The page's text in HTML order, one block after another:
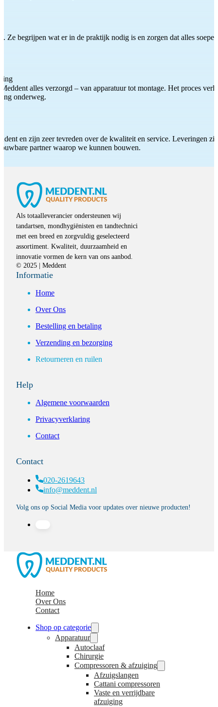
Ze begrijpen wat er in de praktijk nodig is en zorgen dat alles
alles verzorgd – van apparatuur tot montage. Het proces
onderweg.
en zijn zeer tevreden over de kwaliteit en service. Leveringen
partner waarop we kunnen bouwen.
Als totaalleverancier ondersteunen wij
tandartsen, mondhygiënisten en tandtechnici
met een breed en zorgvuldig geselecteerd
assortiment. Kwaliteit, duurzaamheid en
innovatie vormen de kern van ons aanbod.
© 2025 | Meddent
Informatie
Home
Over Ons
Bestelling en betaling
Verzending en bezorging
Retourneren en ruilen
Help
Algemene voorwaarden
Privacyverklaring
Contact
Contact
020-2619643
info@meddent.nl
Volg ons op Social Media voor updates over nieuwe producten!
Home
Over Ons
Contact
Shop op categorie
Apparatuur
Autoclaaf
Chirurgie
Compressoren & afzuiging
Afzuigslangen
Cattani compressoren
Vaste en verrijdbare
afzuiging